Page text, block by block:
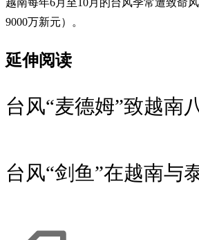
9000万新元）。
延伸阅读
台风“麦德姆”致越南
台风“剑鱼”在越南与